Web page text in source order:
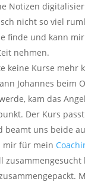
Notizen
nicht so viel
finde und kann
nehmen.
keine Kurse mehr
Johannes beim
kam das
Der Kurs
beamt uns beide
mir für mein
zusammengesucht